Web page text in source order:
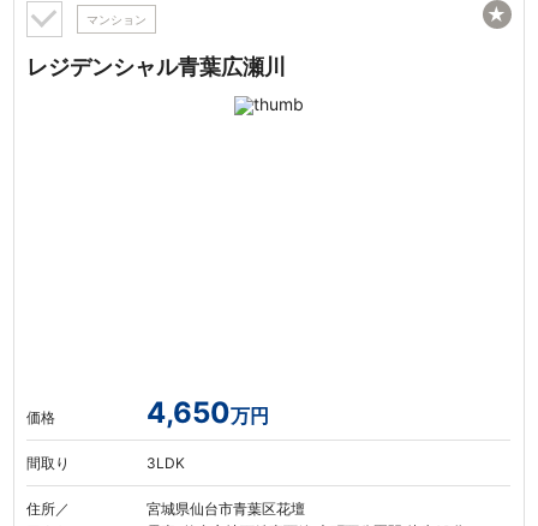
マンション
レジデンシャル青葉広瀬川
価格 4,650万円
間取り 3LDK
住所／
宮城県仙台市青葉区花壇
★